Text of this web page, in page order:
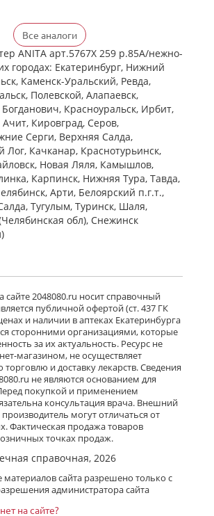
Все аналоги
ANITA арт.5767X 259 р.85A/нежно-
городах: Екатеринбург, Нижний
Каменск-Уральский, Ревда,
Полевской, Алапаевск,
Красноуральск, Ирбит,
Кировград, Серов,
Cерги, Верхняя Салда,
Лог, Качканар, Краснотурьинск,
Новая Ляля, Камышлов,
Карпинск, Нижняя Тура, Тавда,
Арти, Белоярский п.г.т.,
Тугулым, Туринск, Шаля,
обл), Снежинск
2048080.ru носит справочный
публичной офертой (ст. 437 ГК
и наличии в аптеках Екатеринбурга
сторонними организациями, которые
за их актуальность. Ресурс не
магазином, не осуществляет
и доставку лекарств. Сведения
не являются основанием для
покупкой и применением
консультация врача. Внешний
могут отличаться от
Фактическая продажа товаров
точках продаж.
справочная, 2026
материалов сайта разрешено только с
администратора сайта
на сайте?